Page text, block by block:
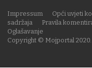
Copyright © Mojportal 2020.
Impressum Opći uvjeti
sadržaja
Pravila
Oglašavanje